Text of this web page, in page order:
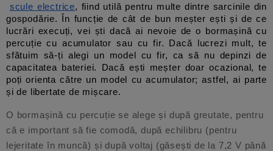
scule electrice, fiind utilă pentru multe dintre sarcinile din
gospodărie. În funcție de cât de bun meșter ești și de ce
lucrări execuți, vei ști dacă ai nevoie de o bormașină cu
percuție cu acumulator sau cu fir. Dacă lucrezi mult, te
sfătuim să-ți alegi un model cu fir, ca să nu depinzi de
capacitatea bateriei. Dacă ești meșter doar ocazional, te
poți orienta către un model cu acumulator; astfel, ai parte
și de libertate de mișcare.
O bormașină cu percuție se alege și după greutate, pentru
că e important să fie comodă, după echilibru (pentru
lejeritate în muncă) și după voltaj (găsești de la 7,2 V până